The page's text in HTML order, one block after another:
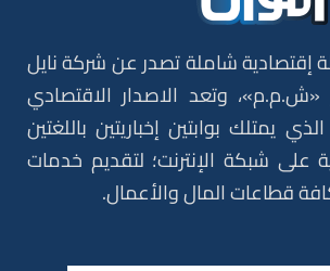
إقتصادية شاملة تصدر عن شركة نايل
«ش.م.م»، وتعد الاصدار الاقتصادي
يمتلك بوابتين إخباريتين باللغتين
على شبكة الإنترنت؛ لتقديم خدمات
قطاعات المال والأعمال.